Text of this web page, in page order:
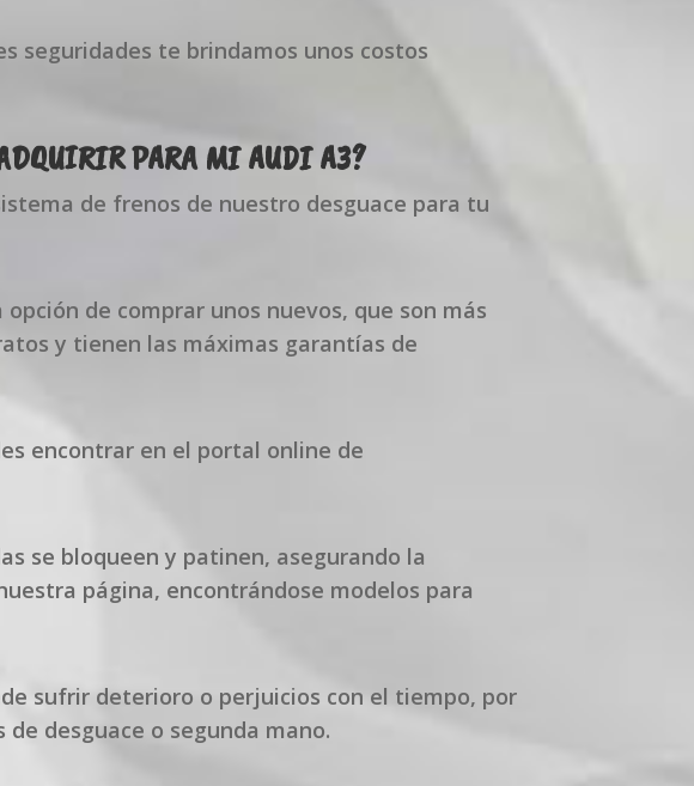
seguridades te brindamos unos costos
ADQUIRIR PARA MI AUDI A3?
de frenos de nuestro desguace para tu
de comprar unos nuevos, que son más
y tienen las máximas garantías de
encontrar en el portal online de
se bloqueen y patinen, asegurando la
página, encontrándose modelos para
sufrir deterioro o perjuicios con el tiempo, por
desguace o segunda mano.